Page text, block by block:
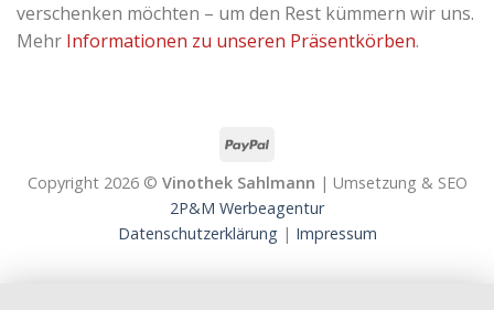
verschenken möchten – um den Rest kümmern wir uns.
Mehr Informationen zu unseren Präsentkörben.
Copyright 2026 © Vinothek Sahlmann | Umsetzung & SEO
2P&M Werbeagentur
Datenschutzerklärung | Impressum